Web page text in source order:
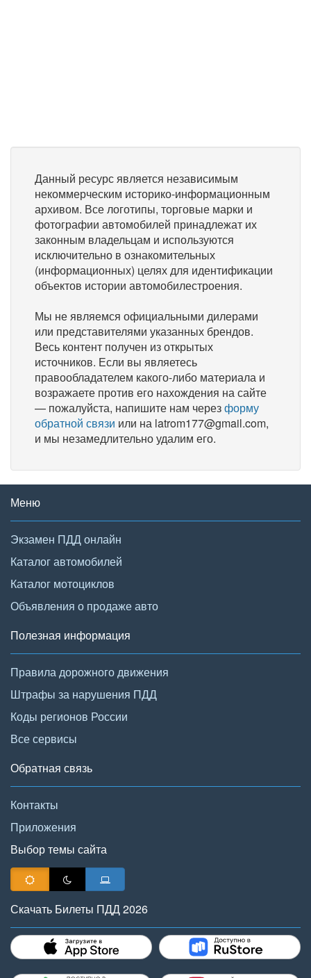
Данный ресурс является независимым
некоммерческим историко-информационным
архивом. Все логотипы, торговые марки и
фотографии автомобилей принадлежат их
законным владельцам и используются
исключительно в ознакомительных
(информационных) целях для идентификации
объектов истории автомобилестроения.
Мы не являемся официальными дилерами
или представителями указанных брендов.
Весь контент получен из открытых
источников. Если вы являетесь
правообладателем какого-либо материала и
возражаете против его нахождения на сайте
— пожалуйста, напишите нам черезформу
обратной связи или на latrom177@gmail.com,
и мы незамедлительно удалим его.
Меню
Экзамен ПДД онлайн
Каталог автомобилей
Каталог мотоциклов
Объявления о продаже авто
Полезная информация
Правила дорожного движения
Штрафы за нарушения ПДД
Коды регионов России
Все сервисы
Обратная связь
Контакты
Приложения
Выбор темы сайта
Скачать Билеты ПДД 2026